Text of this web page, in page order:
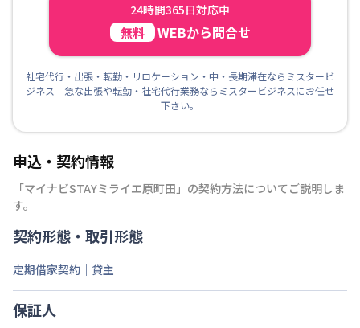
24時間365日対応中
無料 WEBから問合せ
社宅代行・出張・転勤・リロケーション・中・長期滞在ならミスタービ
ジネス 急な出張や転勤・社宅代行業務ならミスタービジネスにお任せ
下さい。
申込・契約情報
「マイナビSTAYミライエ原町田 」の契約方法についてご説明しま
す。
契約形態・取引形態
定期借家契約｜貸主
保証人